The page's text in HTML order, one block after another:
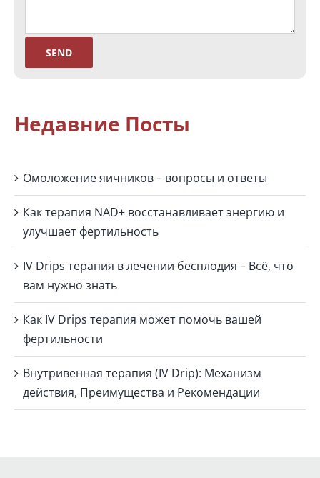
Недавние Посты
Омоложение яичников – вопросы и ответы
Как терапия NAD+ восстанавливает энергию и
улучшает фертильность
IV Drips терапия в лечении бесплодия – Всё, что
вам нужно знать
Как IV Drips терапия может помочь вашей
фертильности
Внутривенная терапия (IV Drip): Механизм
действия, Преимущества и Рекомендации